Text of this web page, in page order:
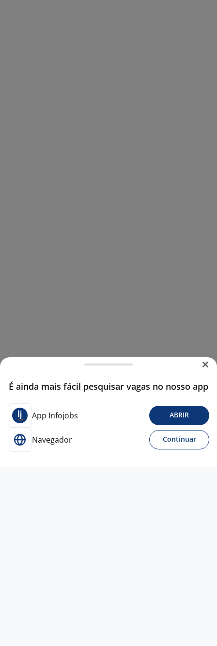
É ainda mais fácil pesquisar vagas no nosso app
App Infojobs ABRIR
Navegador Continuar